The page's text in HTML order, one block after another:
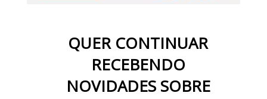
QUER CONTINUAR
RECEBENDO
NOVIDADES SOBRE